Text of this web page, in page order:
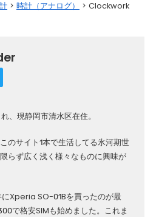
時計（アナログ）
Clockwork
、現静岡市清水区在住。
のサイト1本で生活してる氷河期世
らず広く浅く様々なものに興味が
Xperia SO-01Bを買ったのが最
で格安SIMも始めました。これま